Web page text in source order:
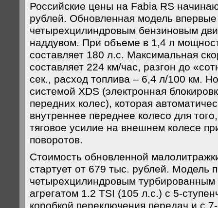
Российские цены на Fabia RS
рублей. Обновленная модель впервые
четырехцилиндровым бензиновым
наддувом. При объеме в 1,4 л
составляет 180 л.с. Максимальная
составляет 224 км/час, разгон до
сек., расход топлива – 6,4 л/100 км.
системой XDS (электронная
передних колес), которая
внутреннее переднее колесо для
тяговое усилие на внешнем колесе
поворотов.
Стоимость обновленной
стартует от 679 тыс. рублей. Модель
четырехцилиндровым
агрегатом 1.2 TSI (105 л.с.) с 5-
коробкой переключения передач и с